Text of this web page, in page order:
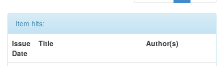
Item hits:
Issue
Date
Title Author(s)